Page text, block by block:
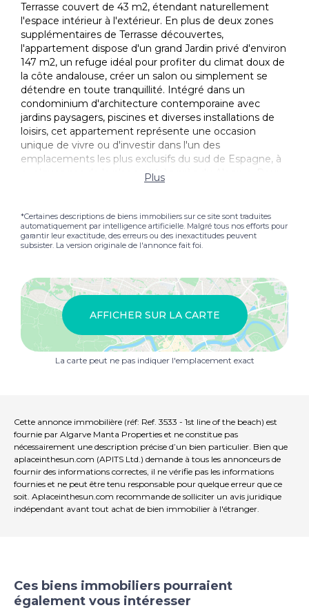
Terrasse couvert de 43 m2, étendant naturellement
l'espace intérieur à l'extérieur. En plus de deux zones
supplémentaires de Terrasse découvertes,
l'appartement dispose d'un grand Jardin privé d'environ
147 m2, un refuge idéal pour profiter du climat doux de
la côte andalouse, créer un salon ou simplement se
détendre en toute tranquillité. Intégré dans un
condominium d'architecture contemporaine avec
jardins paysagers, piscines et diverses installations de
loisirs, cet appartement représente une occasion
unique de vivre ou d'investir dans l'un des
emplacements les plus exclusifs du sud de Espagne, à
quelques pas de la plage et très près du Algarve. Pour
plus d'informations, veuillez nous contacter. Une
Plus
*Certaines descriptions de biens immobiliers sur ce site sont traduites
automatiquement par intelligence artificielle. Malgré tous nos efforts pour
garantir leur exactitude, des erreurs ou des inexactitudes peuvent
subsister. La version originale de l'annonce fait foi.
AFFICHER SUR LA CARTE
La carte peut ne pas indiquer l'emplacement exact
Cette annonce immobilière (réf: Ref. 3533 - 1st line of the beach) est
fournie par Algarve Manta Properties et ne constitue pas
nécessairement une description précise d’un bien particulier. Bien que
aplaceinthesun.com (APITS Ltd.) demande à tous les annonceurs de
fournir des informations correctes, il ne vérifie pas les informations
fournies et ne peut être tenu responsable pour quelque erreur que ce
soit. Aplaceinthesun.com recommande de solliciter un avis juridique
indépendant avant tout achat de bien immobilier à l'étranger.
Ces biens immobiliers pourraient
également vous intéresser